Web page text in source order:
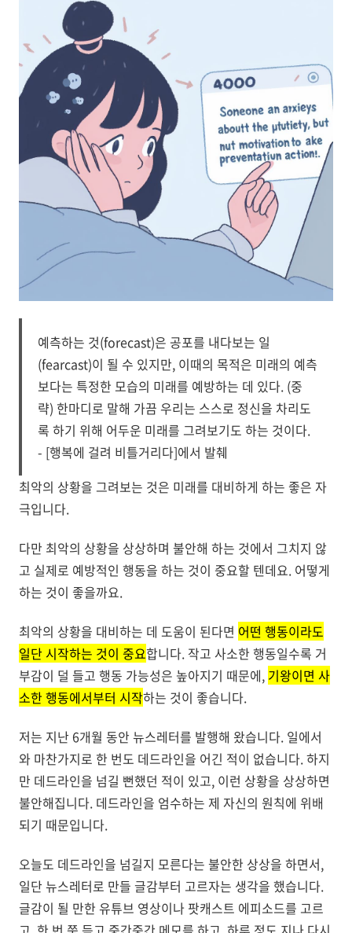
예측하는 것(forecast)은 공포를 내다보는 일
(fearcast)이 될 수 있지만, 이때의 목적은 미래의 예측
보다는 특정한 모습의 미래를 예방하는 데 있다. (중
략) 한마디로 말해 가끔 우리는 스스로 정신을 차리도
록 하기 위해 어두운 미래를 그려보기도 하는 것이다.
- [행복에 걸려 비틀거리다]에서 발췌
최악의 상황을 그려보는 것은 미래를 대비하게 하는 좋은 자
극입니다.
다만 최악의 상황을 상상하며 불안해 하는 것에서 그치지 않
고 실제로 예방적인 행동을 하는 것이 중요할 텐데요. 어떻게
하는 것이 좋을까요.
최악의 상황을 대비하는 데 도움이 된다면 어떤 행동이라도
일단 시작하는 것이 중요합니다. 작고 사소한 행동일수록 거
부감이 덜 들고 행동 가능성은 높아지기 때문에, 기왕이면 사
소한 행동에서부터 시작하는 것이 좋습니다.
저는 지난 6개월 동안 뉴스레터를 발행해 왔습니다. 일에서
와 마찬가지로 한 번도 데드라인을 어긴 적이 없습니다. 하지
만 데드라인을 넘길 뻔했던 적이 있고, 이런 상황을 상상하면
불안해집니다. 데드라인을 엄수하는 제 자신의 원칙에 위배
되기 때문입니다.
오늘도 데드라인을 넘길지 모른다는 불안한 상상을 하면서,
일단 뉴스레터로 만들 글감부터 고르자는 생각을 했습니다.
글감이 될 만한 유튜브 영상이나 팟캐스트 에피소드를 고르